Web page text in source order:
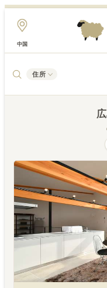
中国
住所